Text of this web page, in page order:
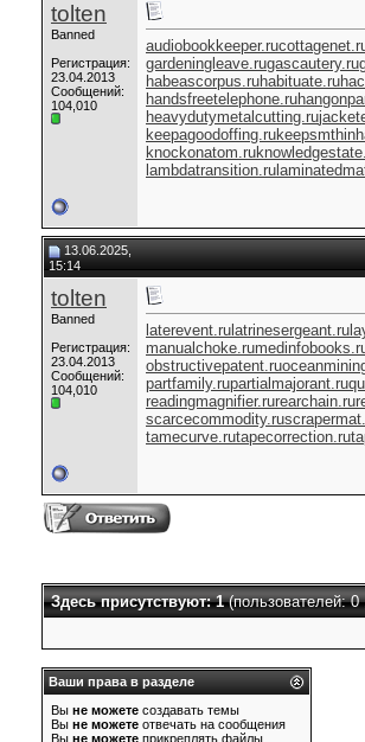
tolten
Banned
Регистрация:
23.04.2013
Сообщений:
104,010
audiobookkeeper.ru
gardeningleave.rugascautery.ru
habeascorpus.ruhabituate.ru
handsfreetelephone.ru
heavydutymetalcutting.ru
keepagoodoffing.ru
knockonatom.ru
lambdatransition.ru
13.06.2025,
15:14
tolten
Banned
Регистрация:
23.04.2013
Сообщений:
104,010
laterevent.ru latrinesergeant.ru
manualchoke.ru
obstructivepatent.ru
partfamily.rupartialmajorant.ru
readingmagnifier.rurearchain.ru
scarcecommodity.ru
tamecurve.rutapecorrection.ru
Здесь присутствуют: 1(пользователей: 0
Ваши права в разделе
Вы не можете создавать темы
Вы не можете отвечать на сообщения
Вы не можете прикреплять файлы